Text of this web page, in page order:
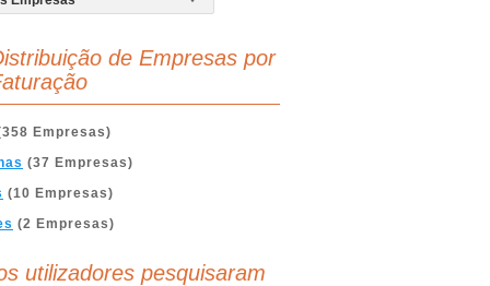
de Empresas por
Empresas)
(37 Empresas)
(10 Empresas)
(2 Empresas)
utilizadores pesquisaram